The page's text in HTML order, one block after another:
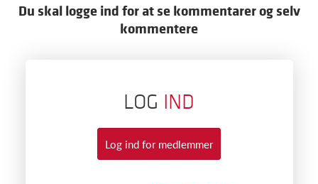
Du skal logge ind for at se kommentarer og selv
kommentere
LOG IND
Log ind for medlemmer